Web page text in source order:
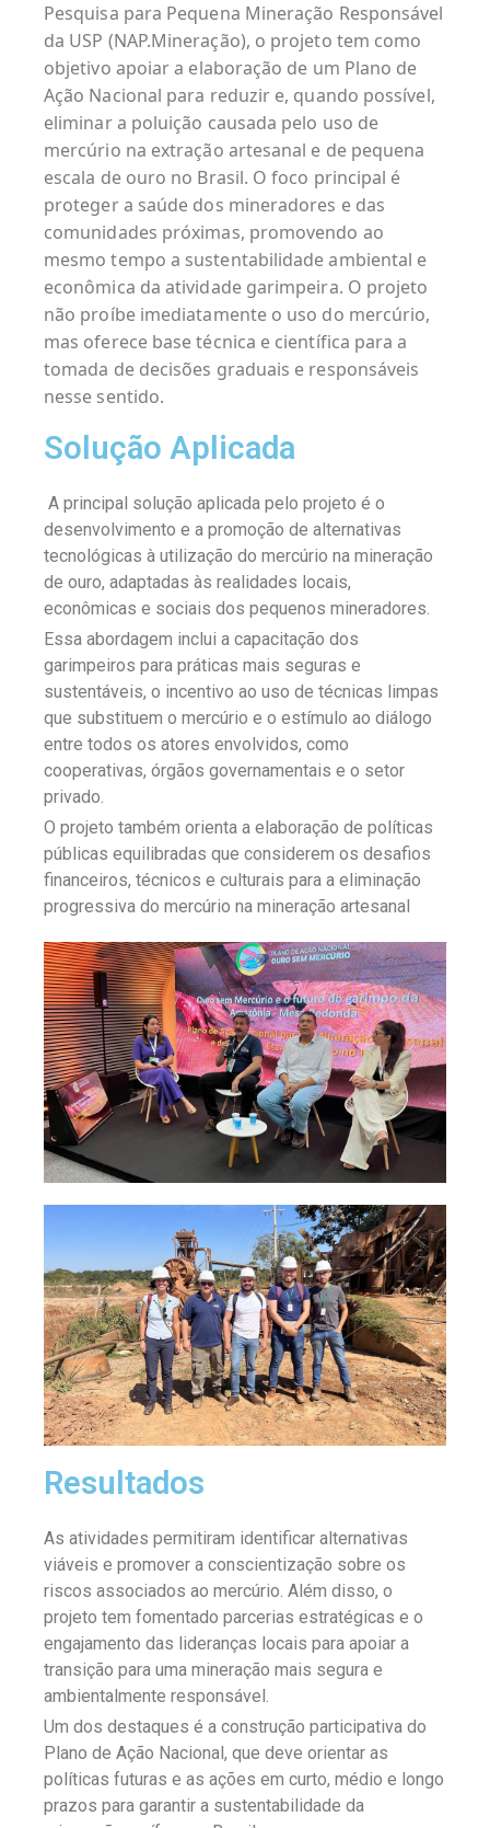
Pesquisa para Pequena Mineração Responsável
da USP (NAP.Mineração), o projeto tem como
objetivo apoiar a elaboração de um Plano de
Ação Nacional para reduzir e, quando possível,
eliminar a poluição causada pelo uso de
mercúrio na extração artesanal e de pequena
escala de ouro no Brasil. O foco principal é
proteger a saúde dos mineradores e das
comunidades próximas, promovendo ao
mesmo tempo a sustentabilidade ambiental e
econômica da atividade garimpeira. O projeto
não proíbe imediatamente o uso do mercúrio,
mas oferece base técnica e científica para a
tomada de decisões graduais e responsáveis
nesse sentido.
Solução Aplicada
A principal solução aplicada pelo projeto é o
desenvolvimento e a promoção de alternativas
tecnológicas à utilização do mercúrio na mineração
de ouro, adaptadas às realidades locais,
econômicas e sociais dos pequenos mineradores.
Essa abordagem inclui a capacitação dos
garimpeiros para práticas mais seguras e
sustentáveis, o incentivo ao uso de técnicas limpas
que substituem o mercúrio e o estímulo ao diálogo
entre todos os atores envolvidos, como
cooperativas, órgãos governamentais e o setor
privado.
O projeto também orienta a elaboração de políticas
públicas equilibradas que considerem os desafios
financeiros, técnicos e culturais para a eliminação
progressiva do mercúrio na mineração artesanal
Resultados
As atividades permitiram identificar alternativas
viáveis e promover a conscientização sobre os
riscos associados ao mercúrio. Além disso, o
projeto tem fomentado parcerias estratégicas e o
engajamento das lideranças locais para apoiar a
transição para uma mineração mais segura e
ambientalmente responsável.
Um dos destaques é a construção participativa do
Plano de Ação Nacional, que deve orientar as
políticas futuras e as ações em curto, médio e longo
prazos para garantir a sustentabilidade da